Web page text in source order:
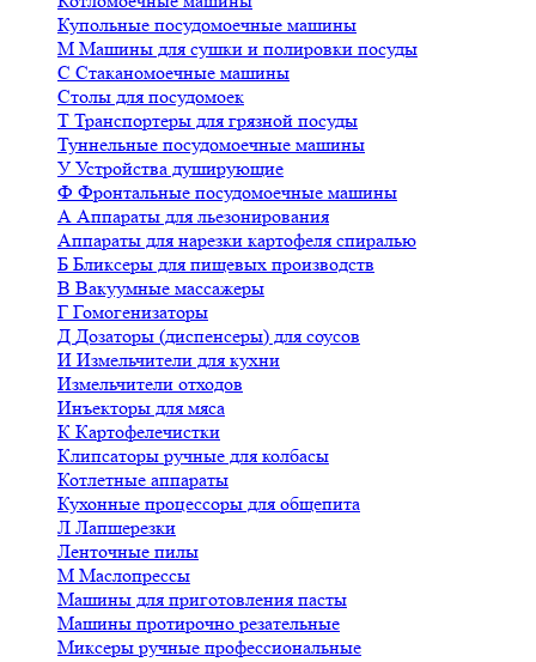
Купольные посудомоечные машины
М Машины для сушки и полировки посуды
С Стаканомоечные машины
Столы для посудомоек
Т Транспортеры для грязной посуды
Туннельные посудомоечные машины
У Устройства душирующие
Ф Фронтальные посудомоечные машины
А Аппараты для льезонирования
Аппараты для нарезки картофеля спиралью
Б Бликсеры для пищевых производств
В Вакуумные массажеры
Г Гомогенизаторы
Д Дозаторы (диспенсеры) для соусов
И Измельчители для кухни
Измельчители отходов
Инъекторы для мяса
К Картофелечистки
Клипсаторы ручные для колбасы
Котлетные аппараты
Кухонные процессоры для общепита
Л Лапшерезки
Ленточные пилы
М Маслопрессы
Машины для приготовления пасты
Машины протирочно резательные
Миксеры ручные профессиональные